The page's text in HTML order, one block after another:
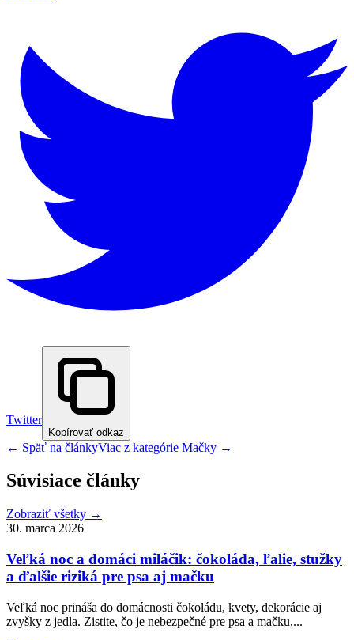
Twitter
Kopírovať odkaz
← Späť na článkyViac z kategórie Mačky →
Súvisiace články
Zobraziť všetky →
30. marca 2026
Veľká noc a domáci miláčik: čokoláda, ľalie, stužky
a ďalšie riziká pre psa aj mačku
Veľká noc prináša do domácnosti čokoládu, kvety, dekorácie aj
zvyšky z jedla. Zistite, čo je nebezpečné pre psa a mačku,...